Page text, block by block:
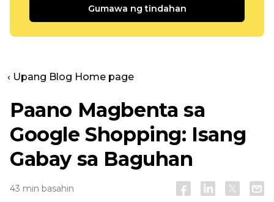
Gumawa ng tindahan
‹ Upang Blog Home page
Paano Magbenta sa
Google Shopping: Isang
Gabay sa Baguhan
43 min basahin